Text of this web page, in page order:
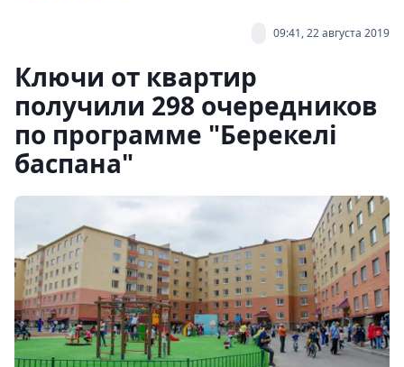
09:41, 22 августа 2019
Ключи от квартир
получили 298 очередников
по программе "Берекелі
баспана"